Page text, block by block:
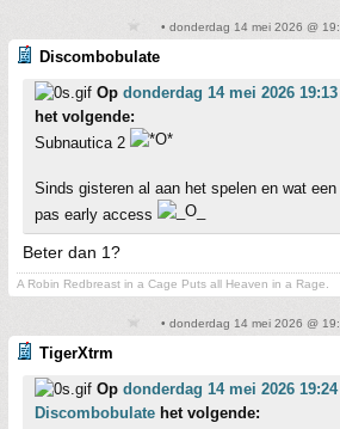
• donderdag 14 mei 2026 @
Discombobulate
Op donderdag 14 mei 2026 19:13
het volgende:
Subnautica 2
Sinds gisteren al aan het spelen en wat
pas early access
Beter dan 1?
A Robin Redbreast in a Cage Puts all Heaven in a Rage.
• donderdag 14 mei 2026 @
TigerXtrm
Op donderdag 14 mei 2026 19:24
Discombobulate het volgende: